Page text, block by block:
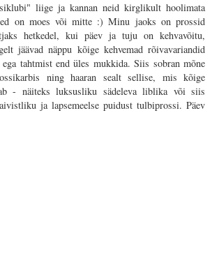
liige ja kannan neid kirglikult hoolimata
on moes või mitte :) Minu jaoks on prossid
hetkedel, kui päev ja tuju on kehvavõitu,
jäävad näppu kõige kehvemad rõivavariandid
tahtmist end üles mukkida. Siis sobran mõne
ning haaran sealt sellise, mis kõige
- näiteks luksusliku sädeleva liblika või siis
ja lapsemeelse puidust tulbiprossi. Päev